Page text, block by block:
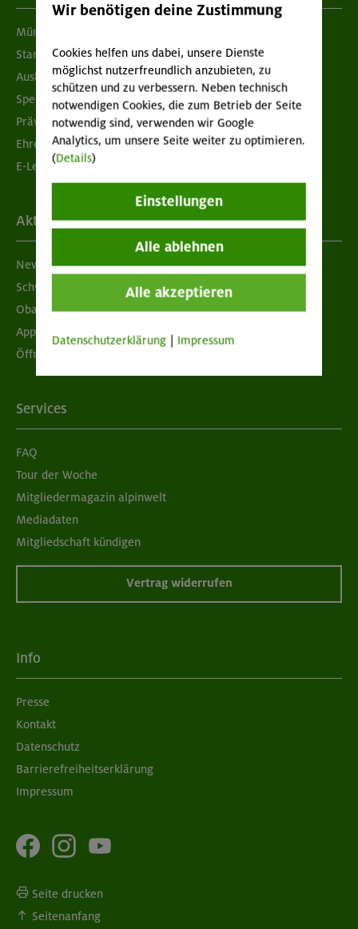
München & Oberland
Standorte
Ausbildung & Jobs
Spenden
Prävention sexualisierter Gewalt
Ehrenamtsbörse
E-Learning
Aktuelles
Newsletter
Schwarzes Brett
Obacht geben!
App "Mein DAV+"
Öffnungszeiten
Services
FAQ
Tour der Woche
Mitgliedermagazin alpinwelt
Mediadaten
Mitgliedschaft kündigen
Vertrag widerrufen
Info
Presse
Kontakt
Datenschutz
Barrierefreiheitserklärung
Impressum
Seite drucken
Seitenanfang
Wir benötigen deine Zustimmung
Cookies helfen uns dabei, unsere Dienste
möglichst nutzerfreundlich anzubieten, zu
schützen und zu verbessern. Neben technisch
notwendigen Cookies, die zum Betrieb der Seite
notwendig sind, verwenden wir Google
Analytics, um unsere Seite weiter zu optimieren.
(Details)
Einstellungen
Alle ablehnen
Alle akzeptieren
Datenschutzerklärung Impressum